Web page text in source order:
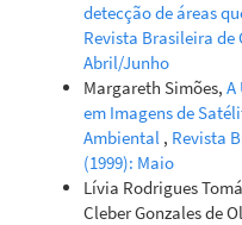
detecção de áreas
Revista Brasileira de
Abril/Junho
Margareth Simões, A
em Imagens de
Ambiental , Revista
(1999): Maio
Lívia Rodrigues
Cleber Gonzales de